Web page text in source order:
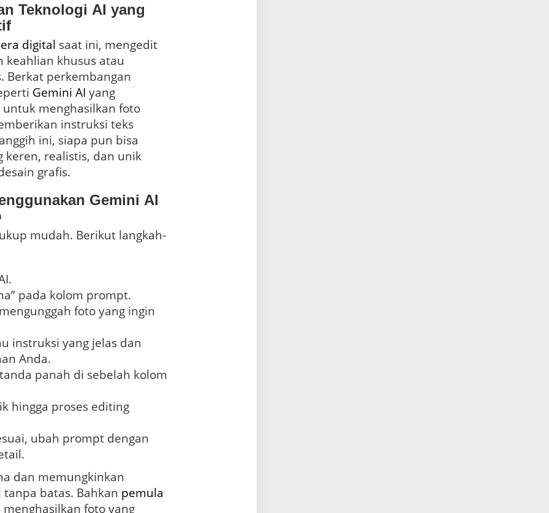
Teknologi AI yang
era digital saat ini, mengedit
khusus atau
Gemini AI yang
memungkinkan pengguna untuk menghasilkan foto
instruksi teks
ini, siapa pun bisa
keren, realistis, dan unik
grafis.
Gemini AI
mudah. Berikut langkah-
pada kolom prompt.
foto yang ingin
instruksi yang jelas dan
Anda.
panah di sebelah kolom
hingga proses editing
ubah prompt dengan
dan memungkinkan
batas. Bahkan pemula
foto yang